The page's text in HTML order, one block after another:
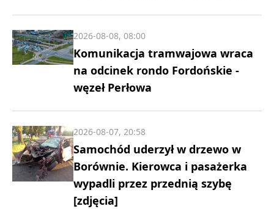
Komunikacja tramwajowa wraca
na odcinek rondo Fordońskie -
węzeł Perłowa
2026-08-08, 08:00
Samochód uderzył w drzewo w
Borównie. Kierowca i pasażerka
wypadli przez przednią szybę
[zdjęcia]
2026-08-07, 20:58